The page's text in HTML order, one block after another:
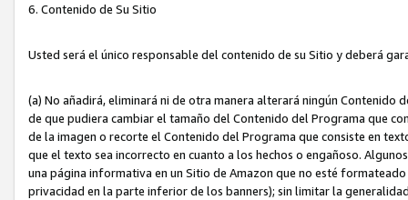
6. Contenido de Su Sitio
Usted será el único responsable del contenido de su Sitio y deberá
(a) No añadirá, eliminará ni de otra manera alterará ningún
de que pudiera cambiar el tamaño del Contenido del Programa que
de la imagen o recorte el Contenido del Programa que consiste en
que el texto sea incorrecto en cuanto a los hechos o engañoso.
una página informativa en un Sitio de Amazon que no esté
privacidad en la parte inferior de los banners); sin limitar la